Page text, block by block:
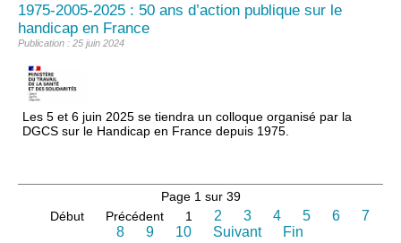
1975-2005-2025 : 50 ans d’action publique sur le
handicap en France
Publication : 25 juin 2024
Les 5 et 6 juin 2025 se tiendra un colloque organisé par la
DGCS sur le Handicap en France depuis 1975.
Page 1 sur 39
Début
Précédent 1 2 3 4 5 6
7
8
9 10 Suivant Fin